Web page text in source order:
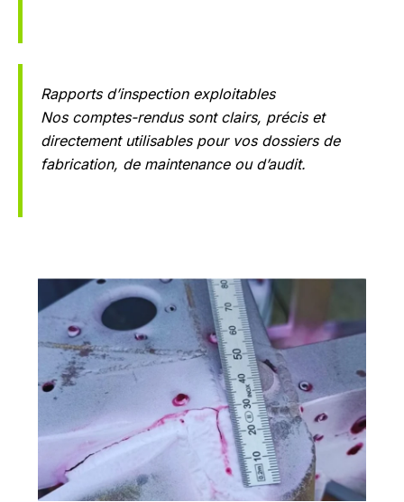
Rapports d’inspection exploitables
Nos comptes-rendus sont clairs, précis et
directement utilisables pour vos dossiers de
fabrication, de maintenance ou d’audit.